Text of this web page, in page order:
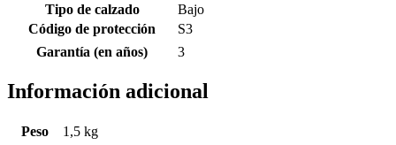
Tipo de calzado
Bajo
Código de protección
S3
Garantía (en años)
3
Información adicional
Peso 1,5 kg